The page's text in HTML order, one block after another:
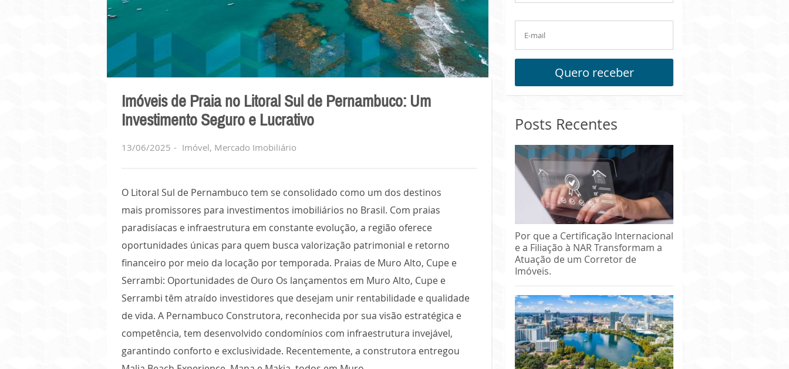
Imóveis de Praia no Litoral Sul de Pernambuco: Um
Investimento Seguro e Lucrativo
13/06/2025 Imóvel, Mercado Imobiliário
O Litoral Sul de Pernambuco tem se consolidado como um dos destinos
mais promissores para investimentos imobiliários no Brasil. Com praias
paradisíacas e infraestrutura em constante evolução, a região oferece
oportunidades únicas para quem busca valorização patrimonial e retorno
financeiro por meio da locação por temporada. Praias de Muro Alto, Cupe e
Serrambi: Oportunidades de Ouro Os lançamentos em Muro Alto, Cupe e
Serrambi têm atraído investidores que desejam unir rentabilidade e qualidade
de vida. A Pernambuco Construtora, reconhecida por sua visão estratégica e
competência, tem desenvolvido condomínios com infraestrutura invejável,
garantindo conforto e exclusividade. Recentemente, a construtora entregou
Quero receber
Posts Recentes
Por que a Certificação Internacional
e a Filiação à NAR Transformam a
Atuação de um Corretor de
Imóveis.